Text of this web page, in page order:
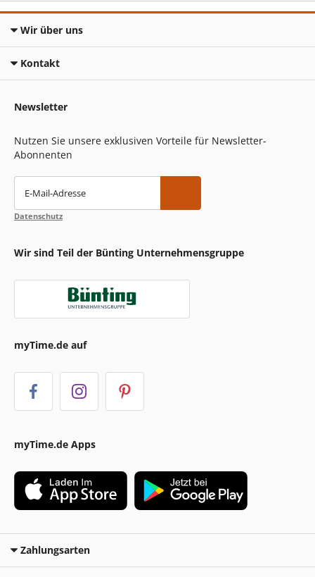
Wir über uns
Kontakt
Newsletter
Nutzen Sie unsere exklusiven Vorteile für Newsletter-
Abonnenten
E-Mail-Adresse
Datenschutz
Wir sind Teil der Bünting Unternehmensgruppe
myTime.de auf
myTime.de Apps
Zahlungsarten